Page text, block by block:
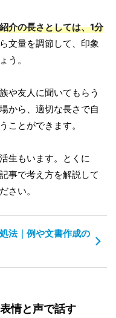
介の長さとしては、1分
文量を調節して、印象
う。
や友人に聞いてもらう
から、適切な長さで自
ことができます。
生もいます。とくに
事で考え方を解説して
さい。
法｜例や文書作成の
情と声で話す